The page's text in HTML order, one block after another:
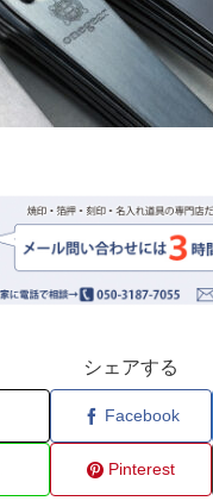
シェアする
Facebook
Pinterest